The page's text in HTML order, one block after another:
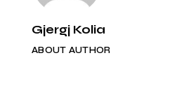
Gjergj Kolia
ABOUT AUTHOR